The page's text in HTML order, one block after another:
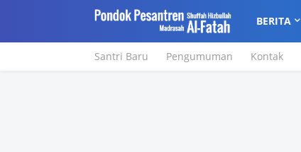
BERITA
Santri Baru Pengumuman Kontak